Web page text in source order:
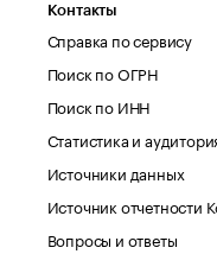
Контакты
Справка по сервису
Поиск по ОГРН
Поиск по ИНН
Статистика и
Источники данных
Источник отчетности
Вопросы и ответы